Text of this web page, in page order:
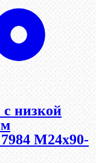
низкой
М24х90-